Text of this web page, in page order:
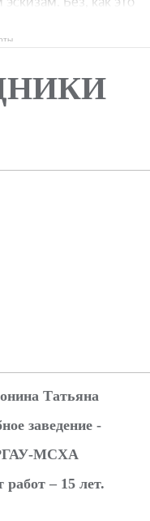
Татьяна
заведение -
МСХА
– 15 лет.